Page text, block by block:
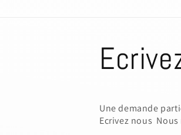
Une demande
Ecrivez nous